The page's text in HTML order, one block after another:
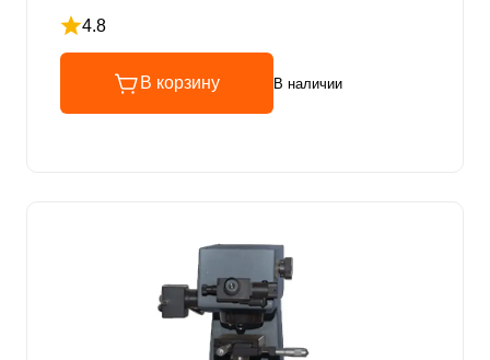
4.8
Рейтинг 4.8 из 5
В корзину В наличии